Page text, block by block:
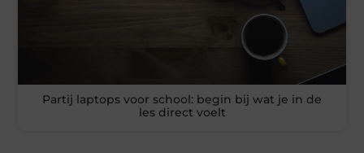
Partij laptops voor school: begin bij wat je in de
les direct voelt